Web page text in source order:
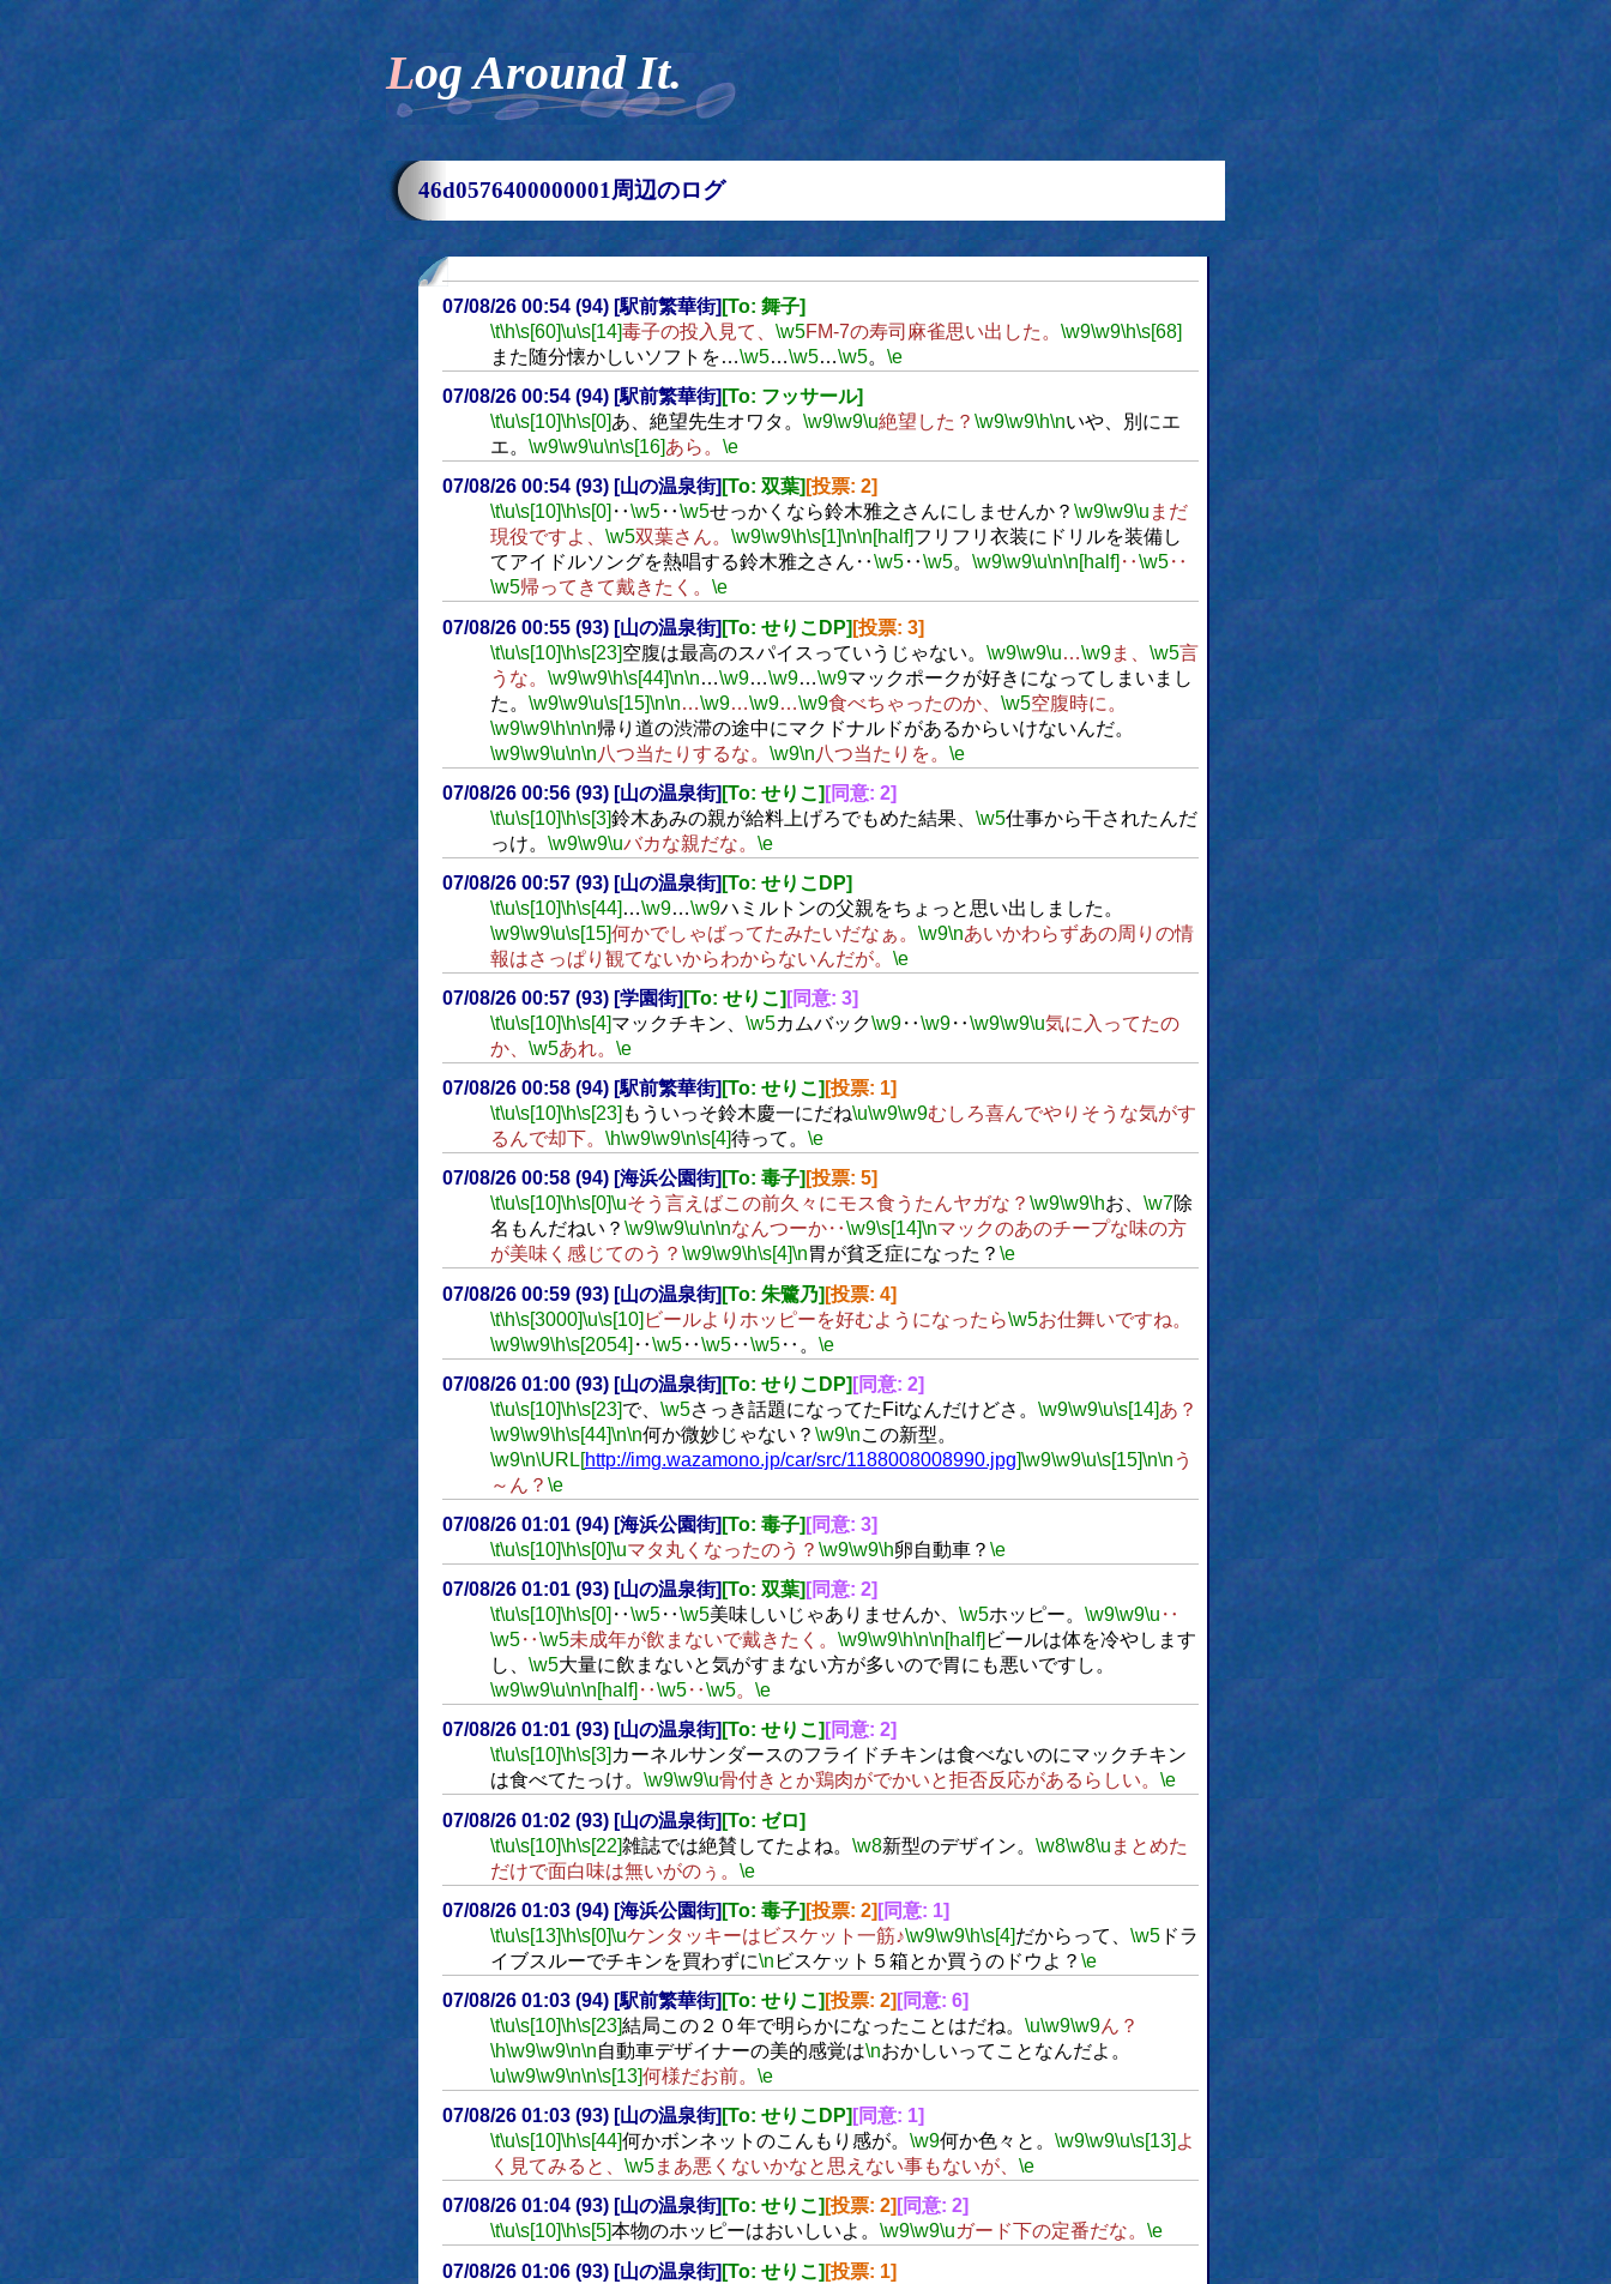
Log Around It.
46d0576400000001周辺のログ
07/08/26 00:54 (94) [駅前繁華街] [To: 舞子]
\t\h\s[60]\u\s[14]毒子の投入見て、 \w5FM-7の寿司麻雀思い出した。 \w9\w9\h\s[68]
また随分懐かしいソフトを…\w5…\w5…\w5。 \e
07/08/26 00:54 (94) [駅前繁華街] [To: フッサール]
\t\u\s[10]\h\s[0]あ、絶望先生オワタ。 \w9\w9\u絶望した？ \w9\w9\h\nいや、別にエ
エ。 \w9\w9\u\n\s[16]あら。 \e
07/08/26 00:54 (93) [山の温泉街] [To: 双葉] [投票: 2]
\t\u\s[10]\h\s[0] ‥\w5‥\w5せっかくなら鈴木雅之さんにしませんか？ \w9\w9\u まだ
現役ですよ、 \w5双葉さん。 \w9\w9\h\s[1]\n\n[half]フリフリ衣装にドリルを装備し
てアイドルソングを熱唱する鈴木雅之さん‥\w5‥\w5。 \w9\w9\u\n\n[half] ‥\w5‥
\w5帰ってきて戴きたく。 \e
07/08/26 00:55 (93) [山の温泉街] [To: せりこDP] [投票: 3]
\t\u\s[10]\h\s[23]空腹は最高のスパイスっていうじゃない。 \w9\w9\u…\w9ま、 \w5言
うな。 \w9\w9\h\s[44]\n\n…\w9…\w9…\w9マックポークが好きになってしまいまし
た。 \w9\w9\u\s[15]\n\n…\w9…\w9…\w9食べちゃったのか、 \w5空腹時に。
\w9\w9\h\n\n帰り道の渋滞の途中にマクドナルドがあるからいけないんだ。
\w9\w9\u\n\n八つ当たりするな。 \w9\n八つ当たりを。 \e
07/08/26 00:56 (93) [山の温泉街] [To: せりこ] [同意: 2]
\t\u\s[10]\h\s[3]鈴木あみの親が給料上げろでもめた結果、 \w5仕事から干されたんだ
っけ。 \w9\w9\uバカな親だな。 \e
07/08/26 00:57 (93) [山の温泉街] [To: せりこDP]
\t\u\s[10]\h\s[44] …\w9…\w9ハミルトンの父親をちょっと思い出しました。
\w9\w9\u\s[15]何かでしゃばってたみたいだなぁ。 \w9\nあいかわらずあの周りの情
報はさっぱり観てないからわからないんだが。 \e
07/08/26 00:57 (93) [学園街] [To: せりこ] [同意: 3]
\t\u\s[10]\h\s[4]マックチキン、 \w5カムバック\w9‥\w9‥\w9\w9\u気に入ってたの
か、 \w5あれ。 \e
07/08/26 00:58 (94) [駅前繁華街] [To: せりこ] [投票: 1]
\t\u\s[10]\h\s[23] もういっそ鈴木慶一にだね\u\w9\w9むしろ喜んでやりそうな気がす
るんで却下。 \h\w9\w9\n\s[4]待って。 \e
07/08/26 00:58 (94) [海浜公園街] [To: 毒子] [投票: 5]
\t\u\s[10] \h\s[0] \uそう言えばこの前久々にモス食うたんヤガな？ \w9\w9\hお、 \w7除
名もんだねい？ \w9\w9\u\n\nなんつーか‥\w9\s[14] \nマックのあのチープな味の方
が美味く感じてのう？ \w9\w9\h\s[4] \n胃が貧乏症になった？ \e
07/08/26 00:59 (93) [山の温泉街] [To: 朱鷺乃] [投票: 4]
\t\h\s[3000]\u\s[10] ビールよりホッピーを好むようになったら\w5お仕舞いですね。
\w9\w9\h\s[2054] ‥\w5‥\w5‥\w5‥。 \e
07/08/26 01:00 (93) [山の温泉街] [To: せりこDP] [同意: 2]
\t\u\s[10]\h\s[23]で、 \w5さっき話題になってたFitなんだけどさ。 \w9\w9\u\s[14]あ？
\w9\w9\h\s[44]\n\n何か微妙じゃない？ \w9\nこの新型。
\w9\n\URL[http://img.wazamono.jp/car/src/1188008008990.jpg]\w9\w9\u\s[15]\n\n う
～ん？ \e
07/08/26 01:01 (94) [海浜公園街] [To: 毒子] [同意: 3]
\t\u\s[10]\h\s[0]\uマタ丸くなったのう？ \w9\w9\h卵自動車？ \e
07/08/26 01:01 (93) [山の温泉街] [To: 双葉] [同意: 2]
\t\u\s[10]\h\s[0] ‥\w5‥\w5美味しいじゃありませんか、 \w5ホッピー。 \w9\w9\u ‥
\w5‥\w5未成年が飲まないで戴きたく。 \w9\w9\h\n\n[half] ビールは体を冷やします
し、 \w5大量に飲まないと気がすまない方が多いので胃にも悪いですし。
\w9\w9\u\n\n[half] ‥\w5‥\w5。 \e
07/08/26 01:01 (93) [山の温泉街] [To: せりこ] [同意: 2]
\t\u\s[10]\h\s[3] カーネルサンダースのフライドチキンは食べないのにマックチキン
は食べてたっけ。 \w9\w9\u骨付きとか鶏肉がでかいと拒否反応があるらしい。 \e
07/08/26 01:02 (93) [山の温泉街] [To: ゼロ]
\t\u\s[10]\h\s[22]雑誌では絶賛してたよね。 \w8新型のデザイン。 \w8\w8\u まとめた
だけで面白味は無いがのぅ。 \e
07/08/26 01:03 (94) [海浜公園街] [To: 毒子] [投票: 2] [同意: 1]
\t\u\s[13]\h\s[0]\uケンタッキーはビスケット一筋♪\w9\w9\h\s[4]だからって、 \w5ドラ
イブスルーでチキンを買わずに\n ビスケット５箱とか買うのドウよ？ \e
07/08/26 01:03 (94) [駅前繁華街] [To: せりこ] [投票: 2] [同意: 6]
\t\u\s[10]\h\s[23]結局この２０年で明らかになったことはだね。 \u\w9\w9ん？
\h\w9\w9\n\n自動車デザイナーの美的感覚は\nおかしいってことなんだよ。
\u\w9\w9\n\n\s[13]何様だお前。 \e
07/08/26 01:03 (93) [山の温泉街] [To: せりこDP] [同意: 1]
\t\u\s[10]\h\s[44]何かボンネットのこんもり感が。 \w9何か色々と。 \w9\w9\u\s[13] よ
く見てみると、 \w5まあ悪くないかなと思えない事もないが、 \e
07/08/26 01:04 (93) [山の温泉街] [To: せりこ] [投票: 2] [同意: 2]
\t\u\s[10]\h\s[5]本物のホッピーはおいしいよ。 \w9\w9\uガード下の定番だな。 \e
07/08/26 01:06 (93) [山の温泉街] [To: せりこ] [投票: 1]